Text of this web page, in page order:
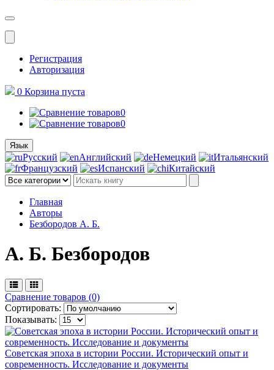
Меню
Регистрация
Авторизация
0 Корзина пуста
0
0
Язык
Русский Английский Немецкий
Итальянский
Французский
Испанский Китайский
Главная
Авторы
Безбородов А. Б.
А. Б. Безбородов
Сравнение товаров (0)
Сортировать:
Показывать:
Советская эпоха в истории России. Исторический опыт и
современность. Исследование и документы